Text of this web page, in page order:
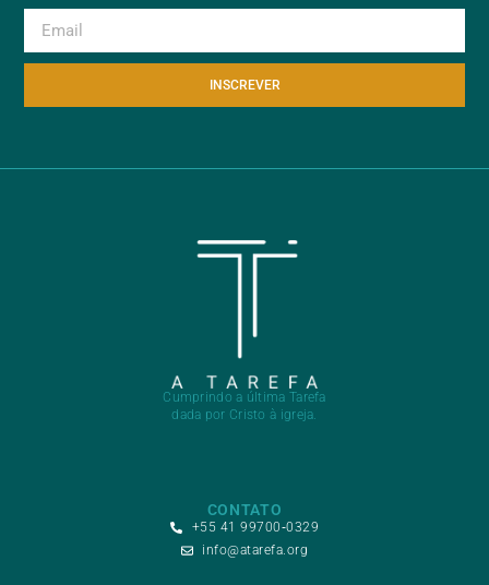
INSCREVER
Cumprindo a última Tarefa
dada por Cristo à igreja.
CONTATO
+55 41 99700‑0329
info@atarefa.org